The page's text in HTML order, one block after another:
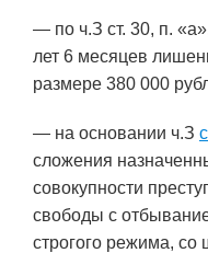
— по ч.З ст. 30, п.
лет 6 месяцев
размере 380 000
— на основании ч.З
сложения
совокупности
свободы с
строгого режима,